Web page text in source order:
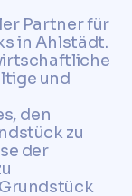
Partner für
in Ahlstädt.
und
den
zu
der